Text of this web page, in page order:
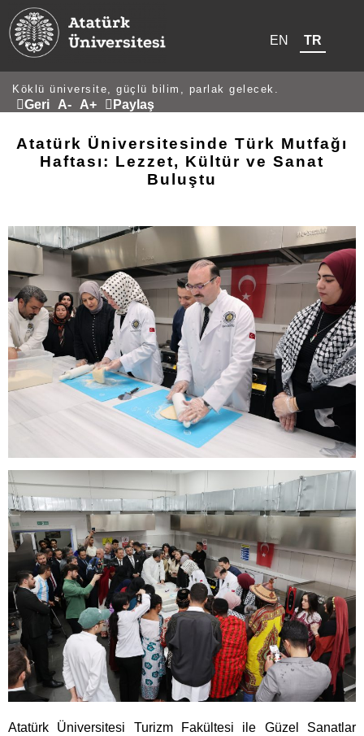
EN TR
Köklü üniversite, güçlü bilim, parlak gelecek.
Geri A- A+ Paylaş
Atatürk Üniversitesinde Türk Mutfağı
Haftası: Lezzet, Kültür ve Sanat
Buluştu
Atatürk Üniversitesi Turizm Fakültesi ile Güzel Sanatlar